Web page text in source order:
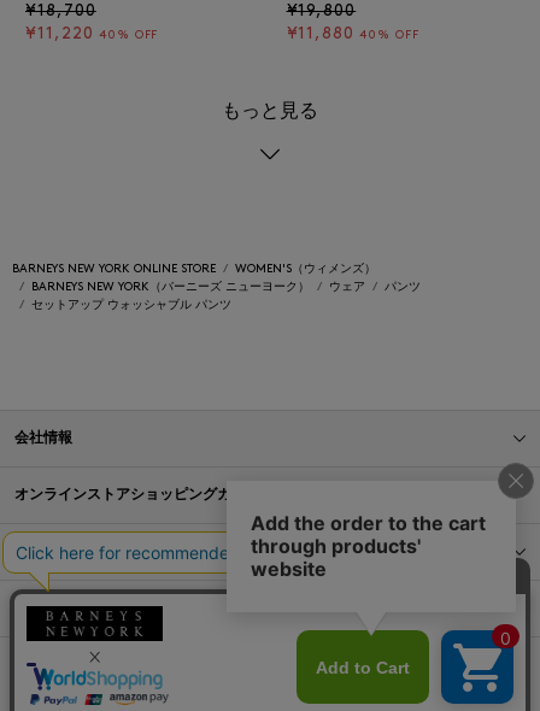
¥18,700
¥11,220 40% OFF
¥19,800
¥11,880 40% OFF
もっと見る
BARNEYS NEW YORK ONLINE STORE
WOMEN'S（ウィメンズ）
BARNEYS NEW YORK（バーニーズ ニューヨーク）
ウェア
パンツ
セットアップ ウォッシャブル パンツ
会社情報
オンラインストアショッピングガイド
店舗情報
サービス
BLOG